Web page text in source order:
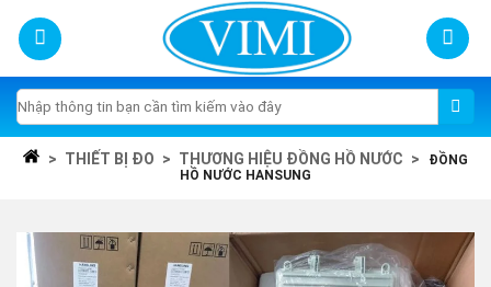
content
Tìm
kiếm:
> THIẾT BỊ ĐO > THƯƠNG HIỆU ĐỒNG HỒ NƯỚC >
ĐỒNG
HỒ NƯỚC HANSUNG